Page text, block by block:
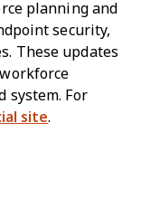
planning and
security,
These updates
system. For
site.